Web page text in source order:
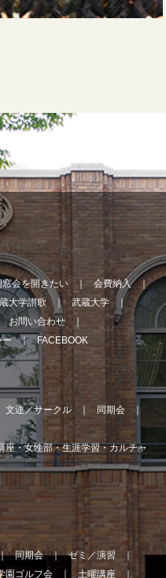
窓会を開きたい
会費納入
大学讃歌
武蔵大学
お問い合わせ
ー FACEBOOK
文連／サークル
同期会
座・女性部・生涯学習・カルチャ
同期会
ゼミ／演習
園ゴルフ会 土曜講座